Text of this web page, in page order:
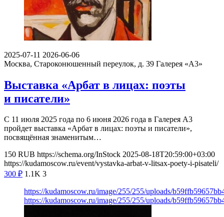
2025-07-11 2026-06-06
Москва, Староконюшенный переулок, д. 39 Галерея «А3»
Выставка «Арбат в лицах: поэты
и писатели»
С 11 июля 2025 года по 6 июня 2026 года в Галерея А3
пройдет выставка «Арбат в лицах: поэты и писатели»,
посвящённая знаменитым…
150 RUB https://schema.org/InStock 2025-08-18T20:59:00+03:00
https://kudamoscow.ru/event/vystavka-arbat-v-litsax-poety-i-pisateli/
300 ₽ 1.1K 3
https://kudamoscow.ru/image/255/255/uploads/
https://kudamoscow.ru/image/255/255/uploads/